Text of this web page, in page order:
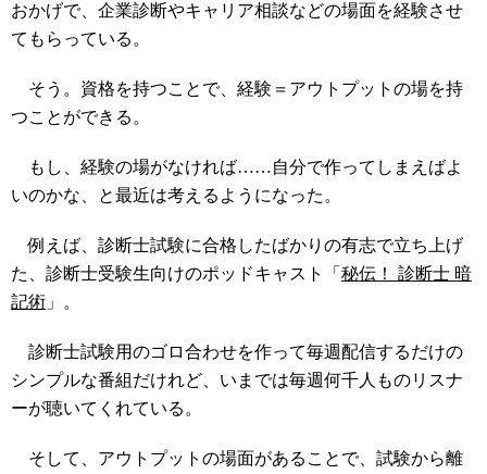
おかげで、企業診断やキャリア相談などの場面を経験させ
てもらっている。
そう。資格を持つことで、経験＝アウトプットの場を持
つことができる。
もし、経験の場がなければ……自分で作ってしまえばよ
いのかな、と最近は考えるようになった。
例えば、診断士試験に合格したばかりの有志で立ち上げ
た、診断士受験生向けのポッドキャスト「 秘伝！ 診断士 暗
記術 」。
診断士試験用のゴロ合わせを作って毎週配信するだけの
シンプルな番組だけれど、いまでは毎週何千人ものリスナ
ーが聴いてくれている。
そして、アウトプットの場面があることで、試験から離